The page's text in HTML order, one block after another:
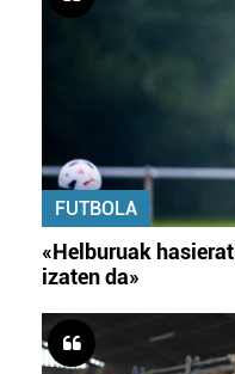
FUTBOLA
«Helburuak
izaten da»